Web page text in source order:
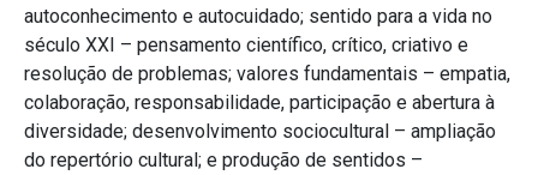
autoconhecimento e autocuidado; sentido para a vida no
século XXI – pensamento científico, crítico, criativo e
resolução de problemas; valores fundamentais – empatia,
colaboração, responsabilidade, participação e abertura à
diversidade; desenvolvimento sociocultural – ampliação
do repertório cultural; e produção de sentidos –